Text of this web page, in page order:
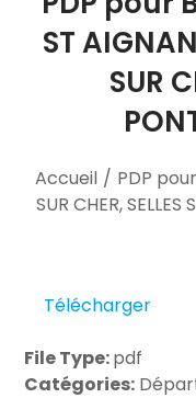
ST
SUR
Accueil / PDP
SUR CHER, SELLES
Télécharger
File Type:pdf
Catégories: